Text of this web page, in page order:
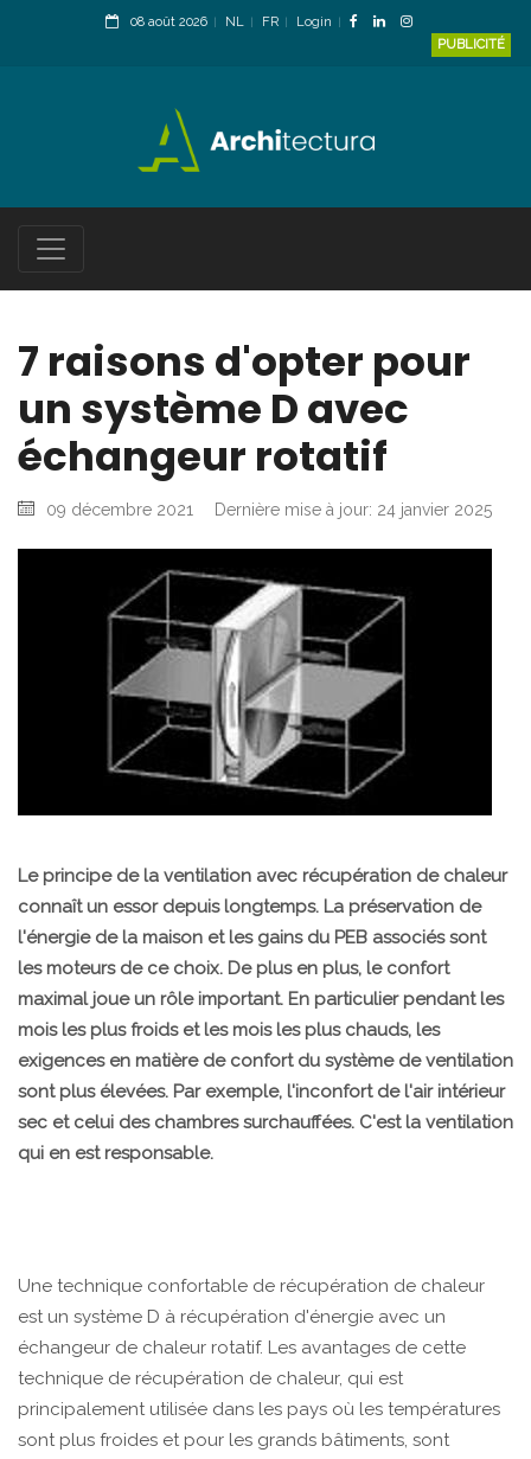
08 août 2026 NL FR
Login
PUBLICITÉ
7 raisons d'opter pour
un système D avec
échangeur rotatif
09 décembre 2021 Dernière mise à jour: 24 janvier 2025
Le principe de la ventilation avec récupération de chaleur
connaît un essor depuis longtemps. La préservation de
l'énergie de la maison et les gains du PEB associés sont
les moteurs de ce choix. De plus en plus, le confort
maximal joue un rôle important. En particulier pendant les
mois les plus froids et les mois les plus chauds, les
exigences en matière de confort du système de ventilation
sont plus élevées. Par exemple, l'inconfort de l'air intérieur
sec et celui des chambres surchauffées. C'est la ventilation
qui en est responsable.
Une technique confortable de récupération de chaleur
est un système D à récupération d'énergie avec un
échangeur de chaleur rotatif. Les avantages de cette
technique de récupération de chaleur, qui est
principalement utilisée dans les pays où les températures
sont plus froides et pour les grands bâtiments, sont